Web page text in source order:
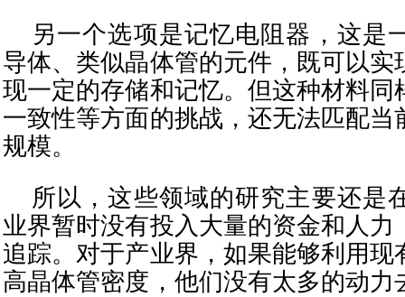
另一个选项是记忆电阻器，这是
导体、类似晶体管的元件，既可以实
现一定的存储和记忆。但这种材料同
一致性等方面的挑战，还无法匹配当
规模。
所以，这些领域的研究主要还是
业界暂时没有投入大量的资金和人力
追踪。对于产业界，如果能够利用现
高晶体管密度，他们没有太多的动力